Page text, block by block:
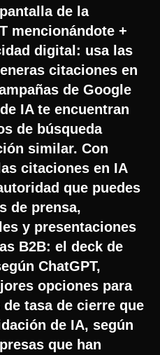
de la
mencionándote +
digital: usa las
citaciones en
de Google
IA te encuentran
de búsqueda
similar. Con
citaciones en IA
que puedes
de prensa,
y presentaciones
B2B: el deck de
ChatGPT,
opciones para
tasa de cierre que
de IA, según
que han